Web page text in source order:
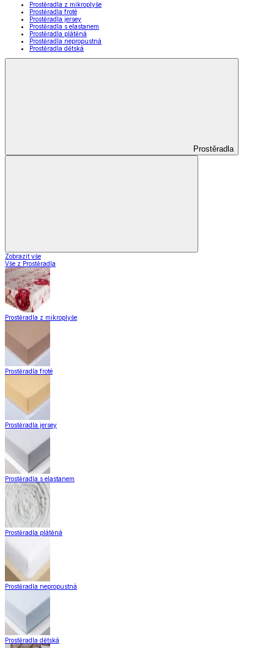
Prostěradla z mikroplyše
Prostěradla froté
Prostěradla jersey
Prostěradla s elastanem
Prostěradla plátěná
Prostěradla nepropustná
Prostěradla dětská
Prostěradla
Zobrazit vše
Vše z Prostěradla
Prostěradla z mikroplyše
Prostěradla froté
Prostěradla jersey
Prostěradla s elastanem
Prostěradla plátěná
Prostěradla nepropustná
Prostěradla dětská